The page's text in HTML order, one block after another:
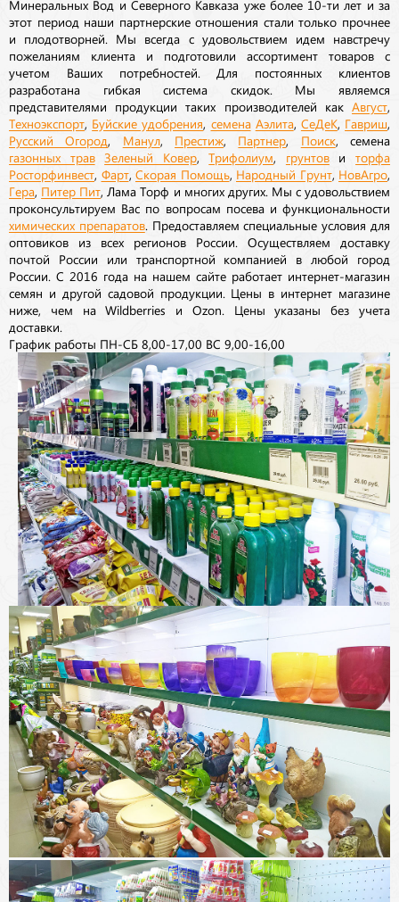
Минеральных Вод и Северного Кавказа уже более 10-ти лет и за
этот период наши партнерские отношения стали только прочнее
и плодотворней. Мы всегда с удовольствием идем навстречу
пожеланиям клиента и подготовили ассортимент товаров с
учетом Ваших потребностей. Для постоянных клиентов
разработана гибкая система скидок. Мы являемся
представителями продукции таких производителей как Август
Техноэкспорт Буйские удобрения семена Аэлита, СеДеК Гавриш
Русский Огород Манул, Престиж Партнер Поиск, семена
газонных трав Зеленый Ковер,Трифолиум грунтовиторфа
Росторфинвест Фарт, Скорая Помощь Народный Грунт, НовАгро
Гера Питер Пит , Лама Торф и многих других. Мы с удовольствием
проконсультируем Вас по вопросам посева и функциональности
химических препаратов. Предоставляем специальные условия для
оптовиков из всех регионов России. Осуществляем доставку
почтой России или транспортной компанией в любой город
России. С 2016 года на нашем сайте работает интернет-магазин
семян и другой садовой продукции. Цены в интернет магазине
ниже, чем на Wildberries и Ozon. Цены указаны без учета
доставки.
График работы ПН-СБ 8,00-17,00 ВС 9,00-16,00